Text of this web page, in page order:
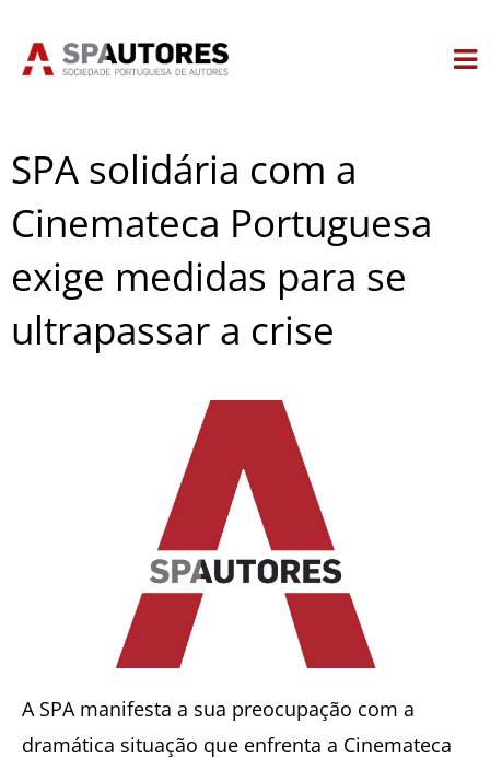
SPA solidária com a
Cinemateca Portuguesa
exige medidas para se
ultrapassar a crise
A SPA manifesta a sua preocupação com a
dramática situação que enfrenta a Cinemateca